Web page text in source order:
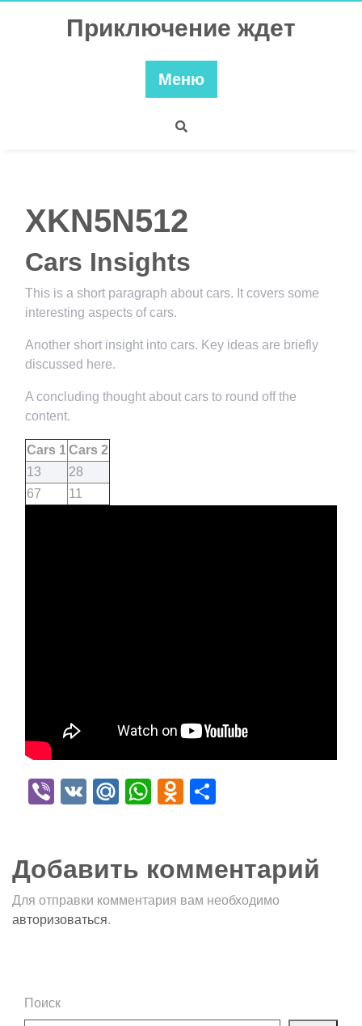
Приключение ждет
Меню
XKN5N512
Cars Insights
This is a short paragraph about cars. It covers some
interesting aspects of cars.
Another short insight into cars. Key ideas are briefly
discussed here.
A concluding thought about cars to round off the
content.
Cars 1Cars 2
13
28
67
11
Viber
VK Mail.Ru
WhatsApp
Odnoklassniki
Добавить комментарий
Для отправки комментария вам необходимо
авторизоваться.
Поиск